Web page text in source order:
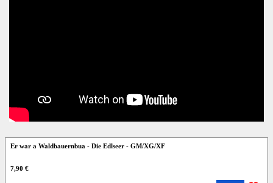
Er war a Waldbauernbua - Die Edlseer - GM/XG/XF
7,90 €